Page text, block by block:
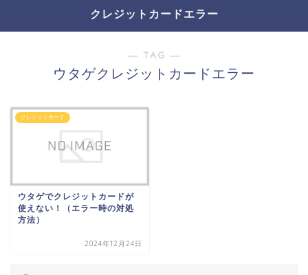
クレジットカードエラー
― TAG ―
ウタゲクレジットカードエラー
クレジットカード
ウタゲでクレジットカードが
使えない！（エラー時の対処
方法）
2024年12月24日